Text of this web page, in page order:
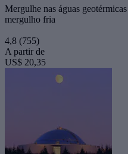
Mergulhe nas águas
mergulho fria
4,8 (755)
A partir de
US$ 20,35